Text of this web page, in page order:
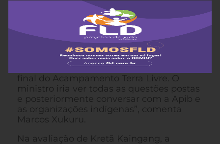
Apesar de Sergio Moro não receber as
lideranças pessoalmente, em reunião os
representantes da pasta se
comprometeram a dialogar com as
organizações indígenas sobre suas
reivindicações. “O Ministério de
comprometeu a receber o documento
final do Acampamento Terra Livre. O
ministro iria ver todas as questões postas
e posteriormente conversar com a Apib e
as organizações indígenas”, comenta
Marcos Xukuru.
Na avaliação de Kretã Kaingang, a